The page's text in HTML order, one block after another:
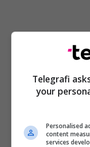
Telegrafi
your
Personalised
content
services